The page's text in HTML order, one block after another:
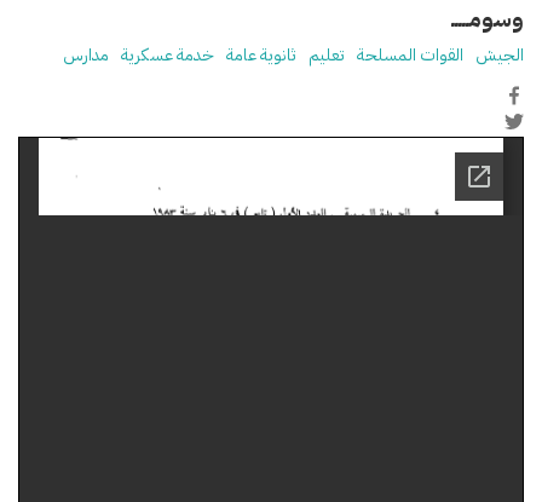
وسومـــــ
الجيش القوات المسلحة تعليم ثانوية عامة خدمة عسكرية مدارس